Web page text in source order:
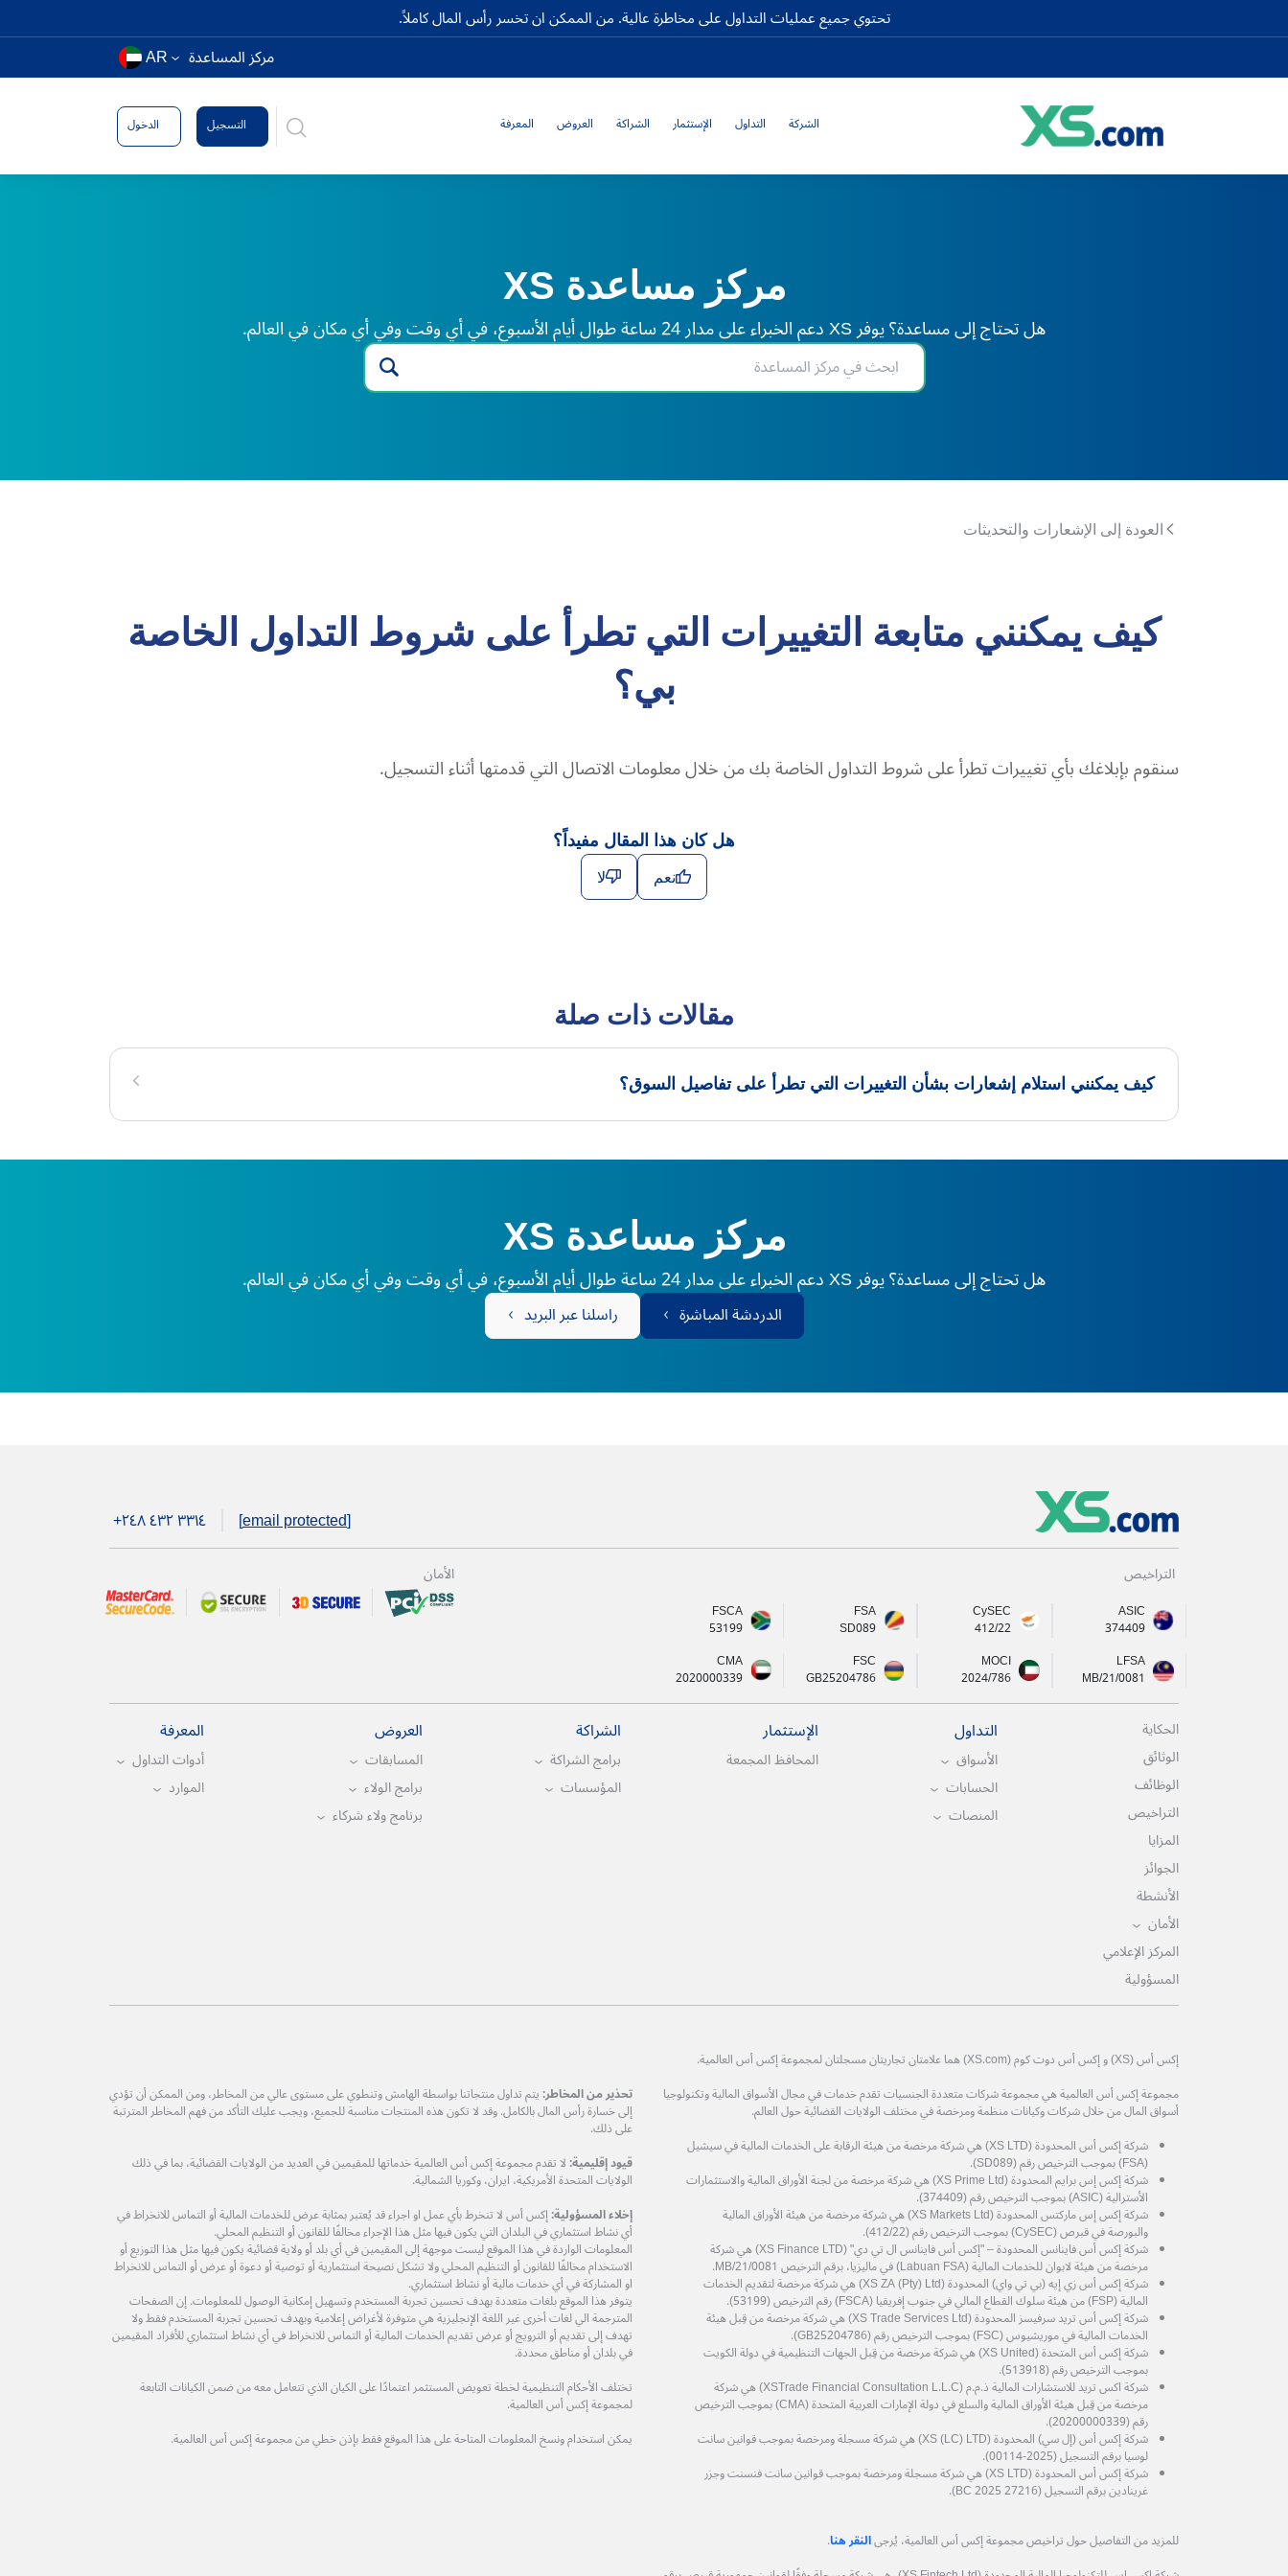
تحتوي جميع عمليات التداول على مخاطرة عالية. من الممكن ان تخسر رأس المال كاملاً.
مركز المساعدة AR
الشركة التداول الإستثمار الشراكة العروض المعرفة التسجيل الدخول
مركز مساعدة XS
هل تحتاج إلى مساعدة؟ يوفر XS دعم الخبراء على مدار 24 ساعة طوال أيام الأسبوع، في أي وقت وفي أي مكان في العالم.
العودة إلى الإشعارات والتحديثات
كيف يمكنني متابعة التغييرات التي تطرأ على شروط التداول الخاصة
بي؟
سنقوم بإبلاغك بأي تغييرات تطرأ على شروط التداول الخاصة بك من خلال معلومات الاتصال التي قدمتها أثناء التسجيل.
هل كان هذا المقال مفيداً؟
نعم لا
مقالات ذات صلة
كيف يمكنني استلام إشعارات بشأن التغييرات التي تطرأ على تفاصيل السوق؟
مركز مساعدة XS
هل تحتاج إلى مساعدة؟ يوفر XS دعم الخبراء على مدار 24 ساعة طوال أيام الأسبوع، في أي وقت وفي أي مكان في العالم.
الدردشة المباشرة راسلنا عبر البريد
[email protected] +۲٤۸ ٤۳۲ ۳۳۱٤
التراخيص
ASIC
374409
CySEC
412/22
FSA
SD089
FSCA
53199
LFSA
MB/21/0081
MOCI
2024/786
FSC
GB25204786
CMA
2020000339
الأمان
الحكاية
الوثائق
الوظائف
التراخيص
المزايا
الجوائز
الأنشطة
الأمان
المركز الإعلامي
المسؤولية
التداول
الأسواق
الحسابات
المنصات
الإستثمار
المحافظ المجمعة
الشراكة
برامج الشراكة
المؤسسات
العروض
المسابقات
برامج الولاء
برنامج ولاء شركاء
المعرفة
أدوات التداول
الموارد
إكس أس (XS) و إكس أس دوت كوم (XS.com) هما علامتان تجاريتان مسجلتان لمجموعة إكس أس العالمية.
مجموعة إكس أس العالمية هي مجموعة شركات متعددة الجنسيات تقدم خدمات في مجال الأسواق المالية وتكنولوجيا
أسواق المال من خلال شركات وكيانات منظمة ومرخصة في مختلف الولايات القضائية حول العالم.
شركة إكس أس المحدودة (XS LTD) هي شركة مرخصة من هيئة الرقابة على الخدمات المالية في سيشيل
(FSA) بموجب الترخيص رقم (SD089).
شركة إكس إس برايم المحدودة (XS Prime Ltd) هي شركة مرخصة من لجنة الأوراق المالية والاستثمارات
الأسترالية (ASIC) بموجب الترخيص رقم (374409).
شركة إكس إس ماركتس المحدودة (XS Markets Ltd) هي شركة مرخصة من هيئة الأوراق المالية
والبورصة في قبرص (CySEC) بموجب الترخيص رقم (412/22).
شركة إكس أس فاينانس المحدودة – "إكس أس فاينانس ال تي دي" (XS Finance LTD) هي شركة
مرخصة من هيئة لابوان للخدمات المالية (Labuan FSA) في ماليزيا، برقم الترخيص MB/21/0081.
شركة إكس أس زي إيه (بي تي واي) المحدودة (XS ZA (Pty) Ltd) هي شركة مرخصة لتقديم الخدمات
المالية (FSP) من هيئة سلوك القطاع المالي في جنوب إفريقيا (FSCA) رقم الترخيص (53199).
شركة إكس أس تريد سرفيسز المحدودة (XS Trade Services Ltd) هي شركة مرخصة من قِبل هيئة
الخدمات المالية في موريشيوس (FSC) بموجب الترخيص رقم (GB25204786).
شركة إكس أس المتحدة (XS United) هي شركة مرخصة من قِبل الجهات التنظيمية في دولة الكويت
بموجب الترخيص رقم (513918).
شركة اكس تريد للاستشارات المالية ذ.م.م (XSTrade Financial Consultation L.L.C) هي شركة
مرخصة من قِبل هيئة الأوراق المالية والسلع في دولة الإمارات العربية المتحدة (CMA) بموجب الترخيص
رقم (20200000339).
شركة إكس أس (إل سي) المحدودة (XS (LC) LTD) هي شركة مسجلة ومرخصة بموجب قوانين سانت
لوسيا برقم التسجيل (2025-00114).
شركة إكس أس المحدودة (XS LTD) هي شركة مسجلة ومرخصة بموجب قوانين سانت فنسنت وجزر
غرينادين برقم التسجيل (27216 BC 2025).
للمزيد من التفاصيل حول تراخيص مجموعة إكس أس العالمية، يُرجىالنقر هنا.
تحذير من المخاطر: يتم تداول منتجاتنا بواسطة الهامش وتنطوي على مستوى عالي من المخاطر، ومن الممكن أن تؤدي
إلى خسارة رأس المال بالكامل. وقد لا تكون هذه المنتجات مناسبة للجميع، ويجب عليك التأكد من فهم المخاطر المترتبة
على ذلك.
قيود إقليمية: لا تقدم مجموعة إكس أس العالمية خدماتها للمقيمين في العديد من الولايات القضائية، بما في ذلك
الولايات المتحدة الأمريكية، ايران، وكوريا الشمالية.
إخلاء المسؤولية:إكس أس لا تنخرط بأي عمل او اجراء قد يُعتبر بمثابة عرض للخدمات المالية أو التماس للانخراط في
أي نشاط استثماري في البلدان التي يكون فيها مثل هذا الإجراء مخالفًا للقانون أو التنظيم المحلي.
المعلومات الواردة في هذا الموقع ليست موجهة إلى المقيمين في أي بلد أو ولاية قضائية يكون فيها مثل هذا التوزيع أو
الاستخدام مخالفًا للقانون أو التنظيم المحلي ولا تشكل نصيحة استثمارية أو توصية أو دعوة أو عرض أو التماس للانخراط
او المشاركة في أي خدمات مالية أو نشاط استثماري.
يتوفر هذا الموقع بلغات متعددة بهدف تحسين تجربة المستخدم وتسهيل إمكانية الوصول للمعلومات. إن الصفحات
المترجمة الي لغات أخرى غير اللغة الإنجليزية هي متوفرة لأغراض إعلامية وبهدف تحسين تجربة المستخدم فقط ولا
تهدف إلى تقديم أو الترويج أو عرض تقديم الخدمات المالية أو التماس للانخراط في أي نشاط استثماري للأفراد المقيمين
في بلدان أو مناطق محددة.
تختلف الأحكام التنظيمية لخطة تعويض المستثمر اعتمادًا على الكيان الذي تتعامل معه من ضمن الكيانات التابعة
لمجموعة إكس أس العالمية.
يمكن استخدام ونسخ المعلومات المتاحة على هذا الموقع فقط بإذن خطي من مجموعة إكس أس العالمية.